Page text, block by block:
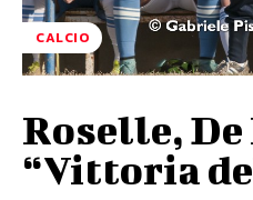
CALCIO
Roselle,
“Vittoria